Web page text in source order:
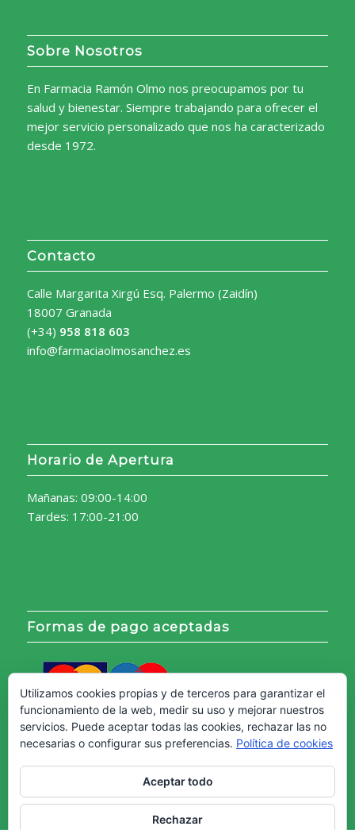
Sobre Nosotros
En Farmacia Ramón Olmo nos preocupamos por tu
salud y bienestar. Siempre trabajando para ofrecer el
mejor servicio personalizado que nos ha caracterizado
desde 1972.
Contacto
Calle Margarita Xirgú Esq. Palermo (Zaidín)
18007 Granada
(+34) 958 818 603
info@farmaciaolmosanchez.es
Horario de Apertura
Mañanas: 09:00-14:00
Tardes: 17:00-21:00
Formas de pago aceptadas
Utilizamos cookies propias y de terceros para garantizar el
funcionamiento de la web, medir su uso y mejorar nuestros
servicios. Puede aceptar todas las cookies, rechazar las no
necesarias o configurar sus preferencias. Política de cookies
Aceptar todo
Rechazar